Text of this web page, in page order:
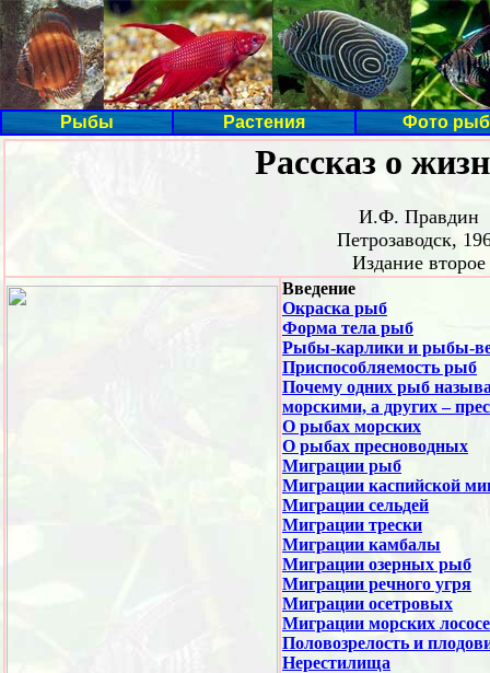
Рыбы Растения Фото рыб
Рассказ о
И.Ф. Правдин
Петрозаводск,
Издание второе
Введение
Окраска рыб
Форма тела рыб
Рыбы-карлики и рыбы-
Приспособляемость рыб
Почему одних рыб
морскими, а других –
О рыбах морских
О рыбах пресноводных
Миграции рыб
Миграции каспийской
Миграции сельдей
Миграции трески
Миграции камбалы
Миграции озерных рыб
Миграции речного угря
Миграции осетровых
Миграции морских
Половозрелость и
Нерестилища